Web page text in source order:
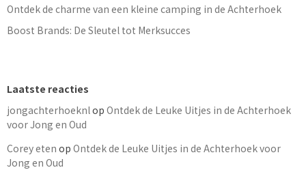
Ontdek de charme van een kleine camping in de Achterhoek
Boost Brands: De Sleutel tot Merksucces
Laatste reacties
jongachterhoeknl op Ontdek de Leuke Uitjes in de Achterhoek
voor Jong en Oud
Corey eten op Ontdek de Leuke Uitjes in de Achterhoek voor
Jong en Oud